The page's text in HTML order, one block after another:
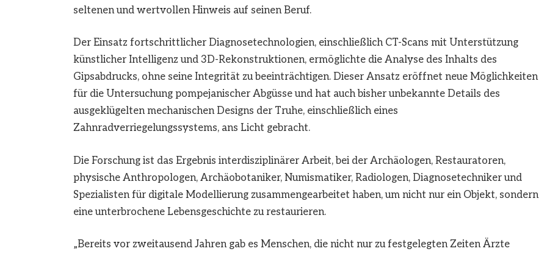
seltenen und wertvollen Hinweis auf seinen Beruf.
Der Einsatz fortschrittlicher Diagnosetechnologien, einschließlich CT-Scans mit Unterstützung
künstlicher Intelligenz und 3D-Rekonstruktionen, ermöglichte die Analyse des Inhalts des
Gipsabdrucks, ohne seine Integrität zu beeinträchtigen. Dieser Ansatz eröffnet neue Möglichkeiten
für die Untersuchung pompejanischer Abgüsse und hat auch bisher unbekannte Details des
ausgeklügelten mechanischen Designs der Truhe, einschließlich eines
Zahnradverriegelungssystems, ans Licht gebracht.
Die Forschung ist das Ergebnis interdisziplinärer Arbeit, bei der Archäologen, Restauratoren,
physische Anthropologen, Archäobotaniker, Numismatiker, Radiologen, Diagnosetechniker und
Spezialisten für digitale Modellierung zusammengearbeitet haben, um nicht nur ein Objekt, sondern
eine unterbrochene Lebensgeschichte zu restaurieren.
„Bereits vor zweitausend Jahren gab es Menschen, die nicht nur zu festgelegten Zeiten Ärzte